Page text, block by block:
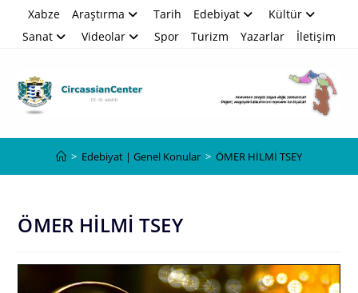
Xabze Araştırma Tarih Edebiyat
Kültür
Sanat
Videolar Spor Turizm Yazarlar İletişim
> Edebiyat | Genel Konular > ÖMER HİLMİ TSEY
ÖMER HİLMİ TSEY